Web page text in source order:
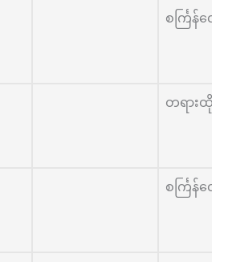
စင်္ကြန်လျှ
တရားထိုင်
စင်္ကြန်လျှ